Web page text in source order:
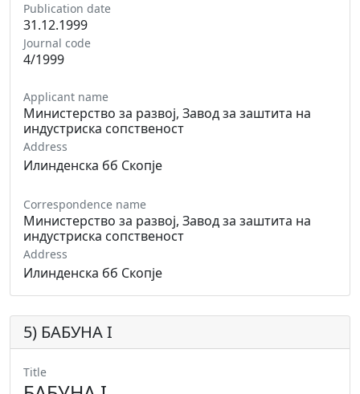
Publication date
31.12.1999
Journal code
4/1999
Applicant name
Министерство за развој, Завод за заштита на
индустриска сопственост
Address
Илинденска бб Скопје
Correspondence name
Министерство за развој, Завод за заштита на
индустриска сопственост
Address
Илинденска бб Скопје
5) БАБУНА I
Title